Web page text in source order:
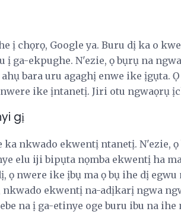
ị chọrọ, Google ya. Buru dị ka o
ị ga-ekpughe. N'ezie, ọ bụrụ na
bara uru agaghị enwe ike ịgụta.
ike ịntanetị. Jiri otu ngwaọrụ
gị
ka nkwado ekwentị ntanetị. N'ezie,
elu iji bipụta nọmba ekwentị ha
ọ nwere ike ịbụ ma ọ bụ ihe dị
nkwado ekwentị na-adịkarị ngwa
na ị ga-etinye oge buru ibu na